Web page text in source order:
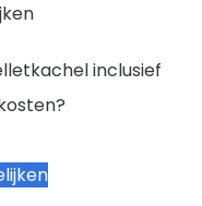
inclusief